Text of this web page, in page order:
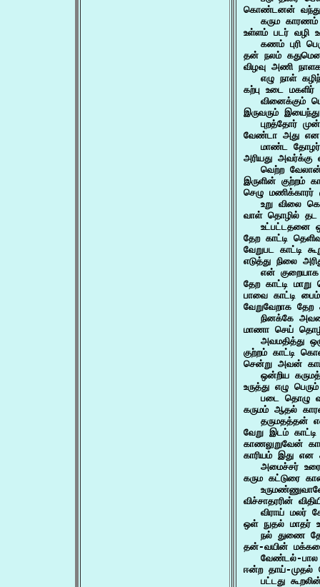
கொண்டனன் வந்து
கரும
உள்ளம் படர் வழி
கணம் புரி
தன் நலம்
விழவு அணி
எழு நாள்
கற்பு உடை
வினைக்கும்
இருவரும்
புறத்தோர்
வேண்டா அது என
மாண்ட
அரியது அவர்க்கு
வெற்ற
இருளின் குற்றம்
செழு மணிக்காரர்
உறு விலை
வாள் தொழில் தட
உட்பட்டதனை
தேற காட்டி
வேறுபட காட்டி
எடுத்து நிலை
என் குறையாக
தேற காட்டி
பாவை காட்டி
வேறுவேறாக தேற
நினக்கே
மாணா செய்
அவமதித்து
குற்றம் காட்டி
சென்று அவன்
ஒன்றிய
உருத்து எழு
படை தொழு
கருமம் ஆதல்
தருமதத்தன்
வேறு இடம்
காணலுறுவேன்
காரியம் இது என
அமைச்சர்
கரும கட்டுரை
விச்சாதரரின்
விராய் மலர்
ஒள் நுதல் மாதர்
நல் துணை
தன்-வயின்
வேண்டல்-பால
ஈன்ற தாய்-முதல்
பட்டது